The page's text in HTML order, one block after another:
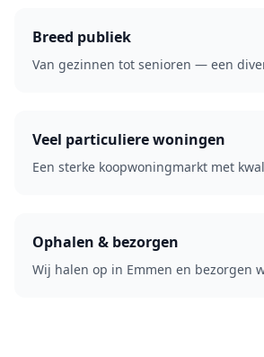
Breed publiek
Van gezinnen tot senioren — een
Veel particuliere woningen
Een sterke koopwoningmarkt met
Ophalen & bezorgen
Wij halen op in Emmen en bezorgen